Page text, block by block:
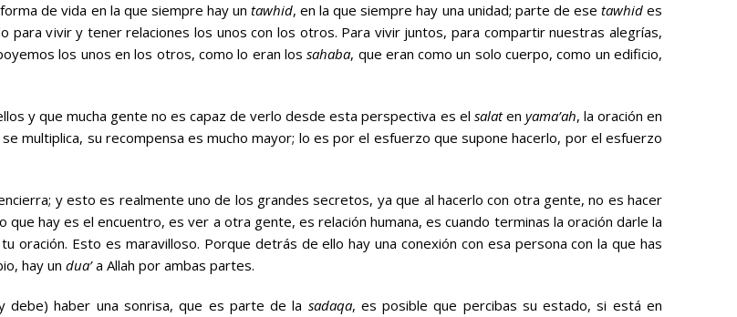
de vida en la que siempre hay untawhid, en la que siempre hay una unidad; parte de ese tawhides
para vivir y tener relaciones los unos con los otros. Para vivir juntos, para compartir nuestras alegrías,
los unos en los otros, como lo eran lossahaba, que eran como un solo cuerpo, como un edificio,
y que mucha gente no es capaz de verlo desde esta perspectiva es el salaten yama’ah, la oración en
se multiplica, su recompensa es mucho mayor; lo es por el esfuerzo que supone hacerlo, por el esfuerzo
y esto es realmente uno de los grandes secretos, ya que al hacerlo con otra gente, no es hacer
hay es el encuentro, es ver a otra gente, es relación humana, es cuando terminas la oración darle la
oración. Esto es maravilloso. Porque detrás de ello hay una conexión con esa persona con la que has
hay un dua’a Allah por ambas partes.
debe) haber una sonrisa, que es parte de la sadaqa, es posible que percibas su estado, si está en